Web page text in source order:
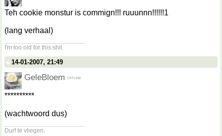
Teh cookie monstur is commign!!! ruuunnn!!!!!!1
(lang verhaal)
I'm too old for this shit.
14-01-2007, 21:49
GeleBloem
**********
(wachtwoord dus)
Durf te vliegen.